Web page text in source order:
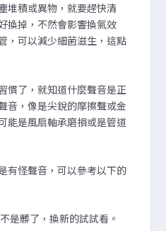
堆積或異物，就要趕快清
換掉，不然會影響換氣效
，可以減少細菌滋生，這點
慣了，就知道什麼聲音是正
音，像是尖銳的摩擦聲或金
能是風扇軸承磨損或是管道
有怪聲音，可以參考以下的
是髒了，換新的試試看。